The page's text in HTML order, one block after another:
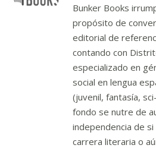
Bunker Books
propósito de
editorial de
contando con
especializado en
social en lengua
(juvenil, fantasía,
fondo se nutre de
independencia de
carrera literaria o